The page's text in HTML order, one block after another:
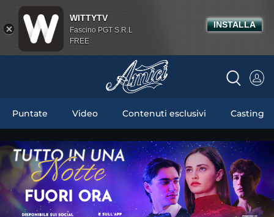
Puntate Video Contenuti esclusivi Casting
WITTYTV
Fascino PGT S.R.L
FREE
INSTALLA